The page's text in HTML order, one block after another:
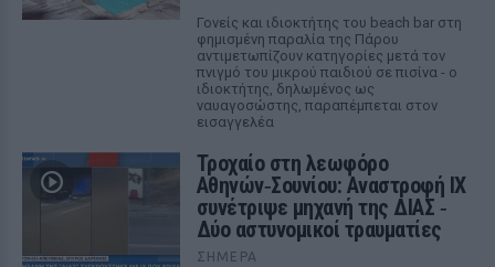
Γονείς και ιδιοκτήτης του beach bar στη
φημισμένη παραλία της Πάρου
αντιμετωπίζουν κατηγορίες μετά τον
πνιγμό του μικρού παιδιού σε πισίνα - ο
ιδιοκτήτης, δηλωμένος ως
ναυαγοσώστης, παραπέμπεται στον
εισαγγελέα
Τροχαίο στη λεωφόρο
Αθηνών‑Σουνίου: Αναστροφή ΙΧ
συνέτριψε μηχανή της ΔΙΑΣ ‑
Δύο αστυνομικοί τραυματίες
ΣΉΜΕΡΑ